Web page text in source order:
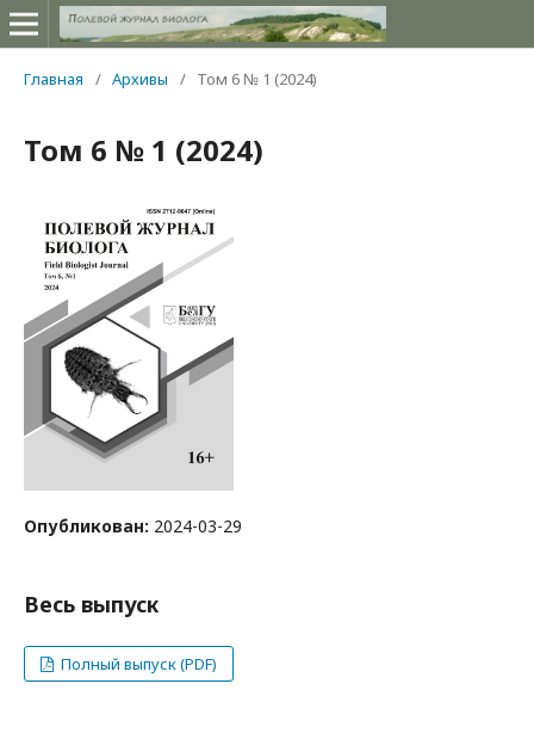
Главная / Архивы / Том 6 № 1 (2024)
Том 6 № 1 (2024)
Опубликован: 2024-03-29
Весь выпуск
Полный выпуск (PDF)